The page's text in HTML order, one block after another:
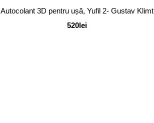
Autocolant 3D pentru ușă, Yufil 2- Gustav Klimt
520lei